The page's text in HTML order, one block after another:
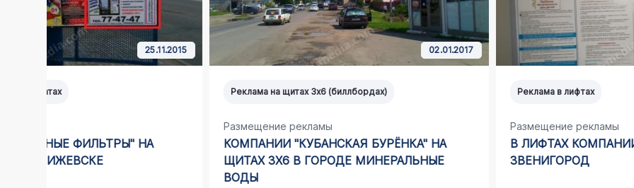
02.01.2017
КОМПАНИИ "КУБАНСКАЯ БУРЁНКА" НА
ЩИТАХ 3Х6 В ГОРОДЕ МИНЕРАЛЬНЫЕ
05.03.2025
Реклама в лифтах
В ЛИФТАХ КОМПАНИИ «МЕТАЛЛ ЗАВОД» Г.
ЗВЕНИГОРОД